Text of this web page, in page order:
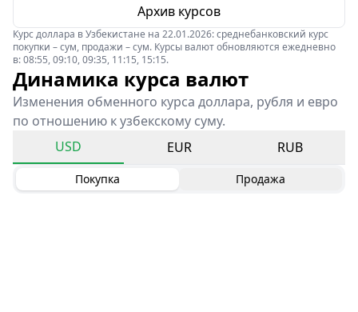
Архив курсов
Курс доллара в Узбекистане на 22.01.2026: среднебанковский курс
покупки – сум, продажи – сум. Курсы валют обновляются ежедневно
в: 08:55, 09:10, 09:35, 11:15, 15:15.
Динамика курса валют
Изменения обменного курса доллара, рубля и евро
по отношению к узбекскому суму.
USD
EUR RUB
Покупка Продажа